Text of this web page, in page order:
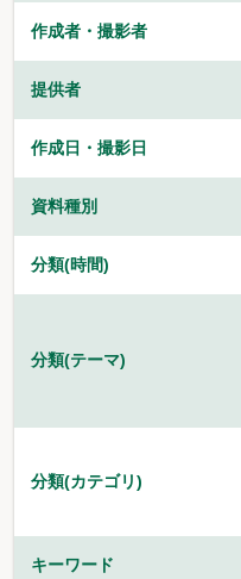
作成者・撮影者
提供者
作成日・撮影日
資料種別
分類(時間)
分類(テーマ)
分類(カテゴリ)
キーワード